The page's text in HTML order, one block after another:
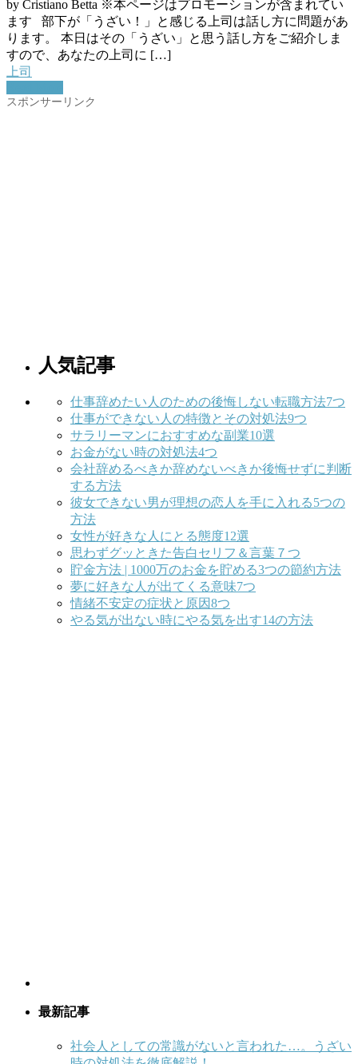
by Cristiano Betta ※本ページはプロモーションが含まれてい
ます 部下が「うざい！」と感じる上司は話し方に問題があ
ります。 本日はその「うざい」と思う話し方をご紹介しま
すので、あなたの上司に […]
上司
スポンサーリンク
人気記事
仕事辞めたい人のための後悔しない転職方法7つ
仕事ができない人の特徴とその対処法9つ
サラリーマンにおすすめな副業10選
お金がない時の対処法4つ
会社辞めるべきか辞めないべきか後悔せずに判断
する方法
彼女できない男が理想の恋人を手に入れる5つの
方法
女性が好きな人にとる態度12選
思わずグッときた告白セリフ＆言葉７つ
貯金方法 | 1000万のお金を貯める3つの節約方法
夢に好きな人が出てくる意味7つ
情緒不安定の症状と原因8つ
やる気が出ない時にやる気を出す14の方法
最新記事
社会人としての常識がないと言われた…。うざい